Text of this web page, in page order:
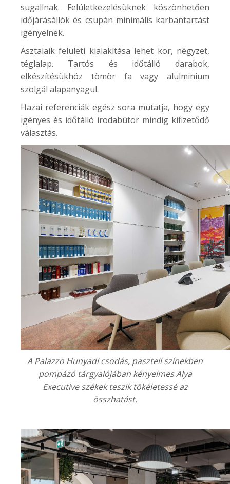
sugallnak. Felületkezelésüknek köszönhetően
időjárásállók és csupán minimális karbantartást
igényelnek.
Asztalaik felületi kialakítása lehet kör, négyzet,
téglalap. Tartós és időtálló darabok,
elkészítésükhöz tömör fa vagy alulminium
szolgál alapanyagul.
Hazai referenciák egész sora mutatja, hogy egy
igényes és időtálló irodabútor mindig kifizetődő
választás.
A Palazzo Hunyadicsodás, pasztell színekben
pompázó tárgyalójában kényelmes Alya
Executive székek teszik tökéletessé az
összhatást.